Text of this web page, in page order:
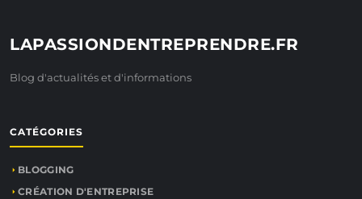
LAPASSIONDENTREPRENDRE.FR
Blog d'actualités et d'informations
CATÉGORIES
BLOGGING
CRÉATION D'ENTREPRISE